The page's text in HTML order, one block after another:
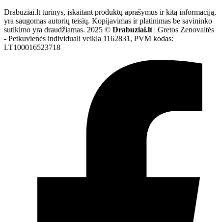
Drabuziai.lt turinys, įskaitant produktų aprašymus ir kitą informaciją,
yra saugomas autorių teisių. Kopijavimas ir platinimas be savininko
sutikimo yra draudžiamas. 2025 © Drabuziai.lt | Gretos Zenovaitės
- Petkuvienės individuali veikla 1162831, PVM kodas:
LT100016523718